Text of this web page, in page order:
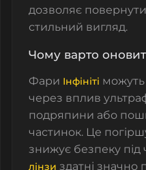
дозволяє повернути
стильний вигляд.
Чому варто
Фари Інфініті можуть
через вплив
подряпини або
частинок. Це
знижує безпеку під
лінзи здатні значно